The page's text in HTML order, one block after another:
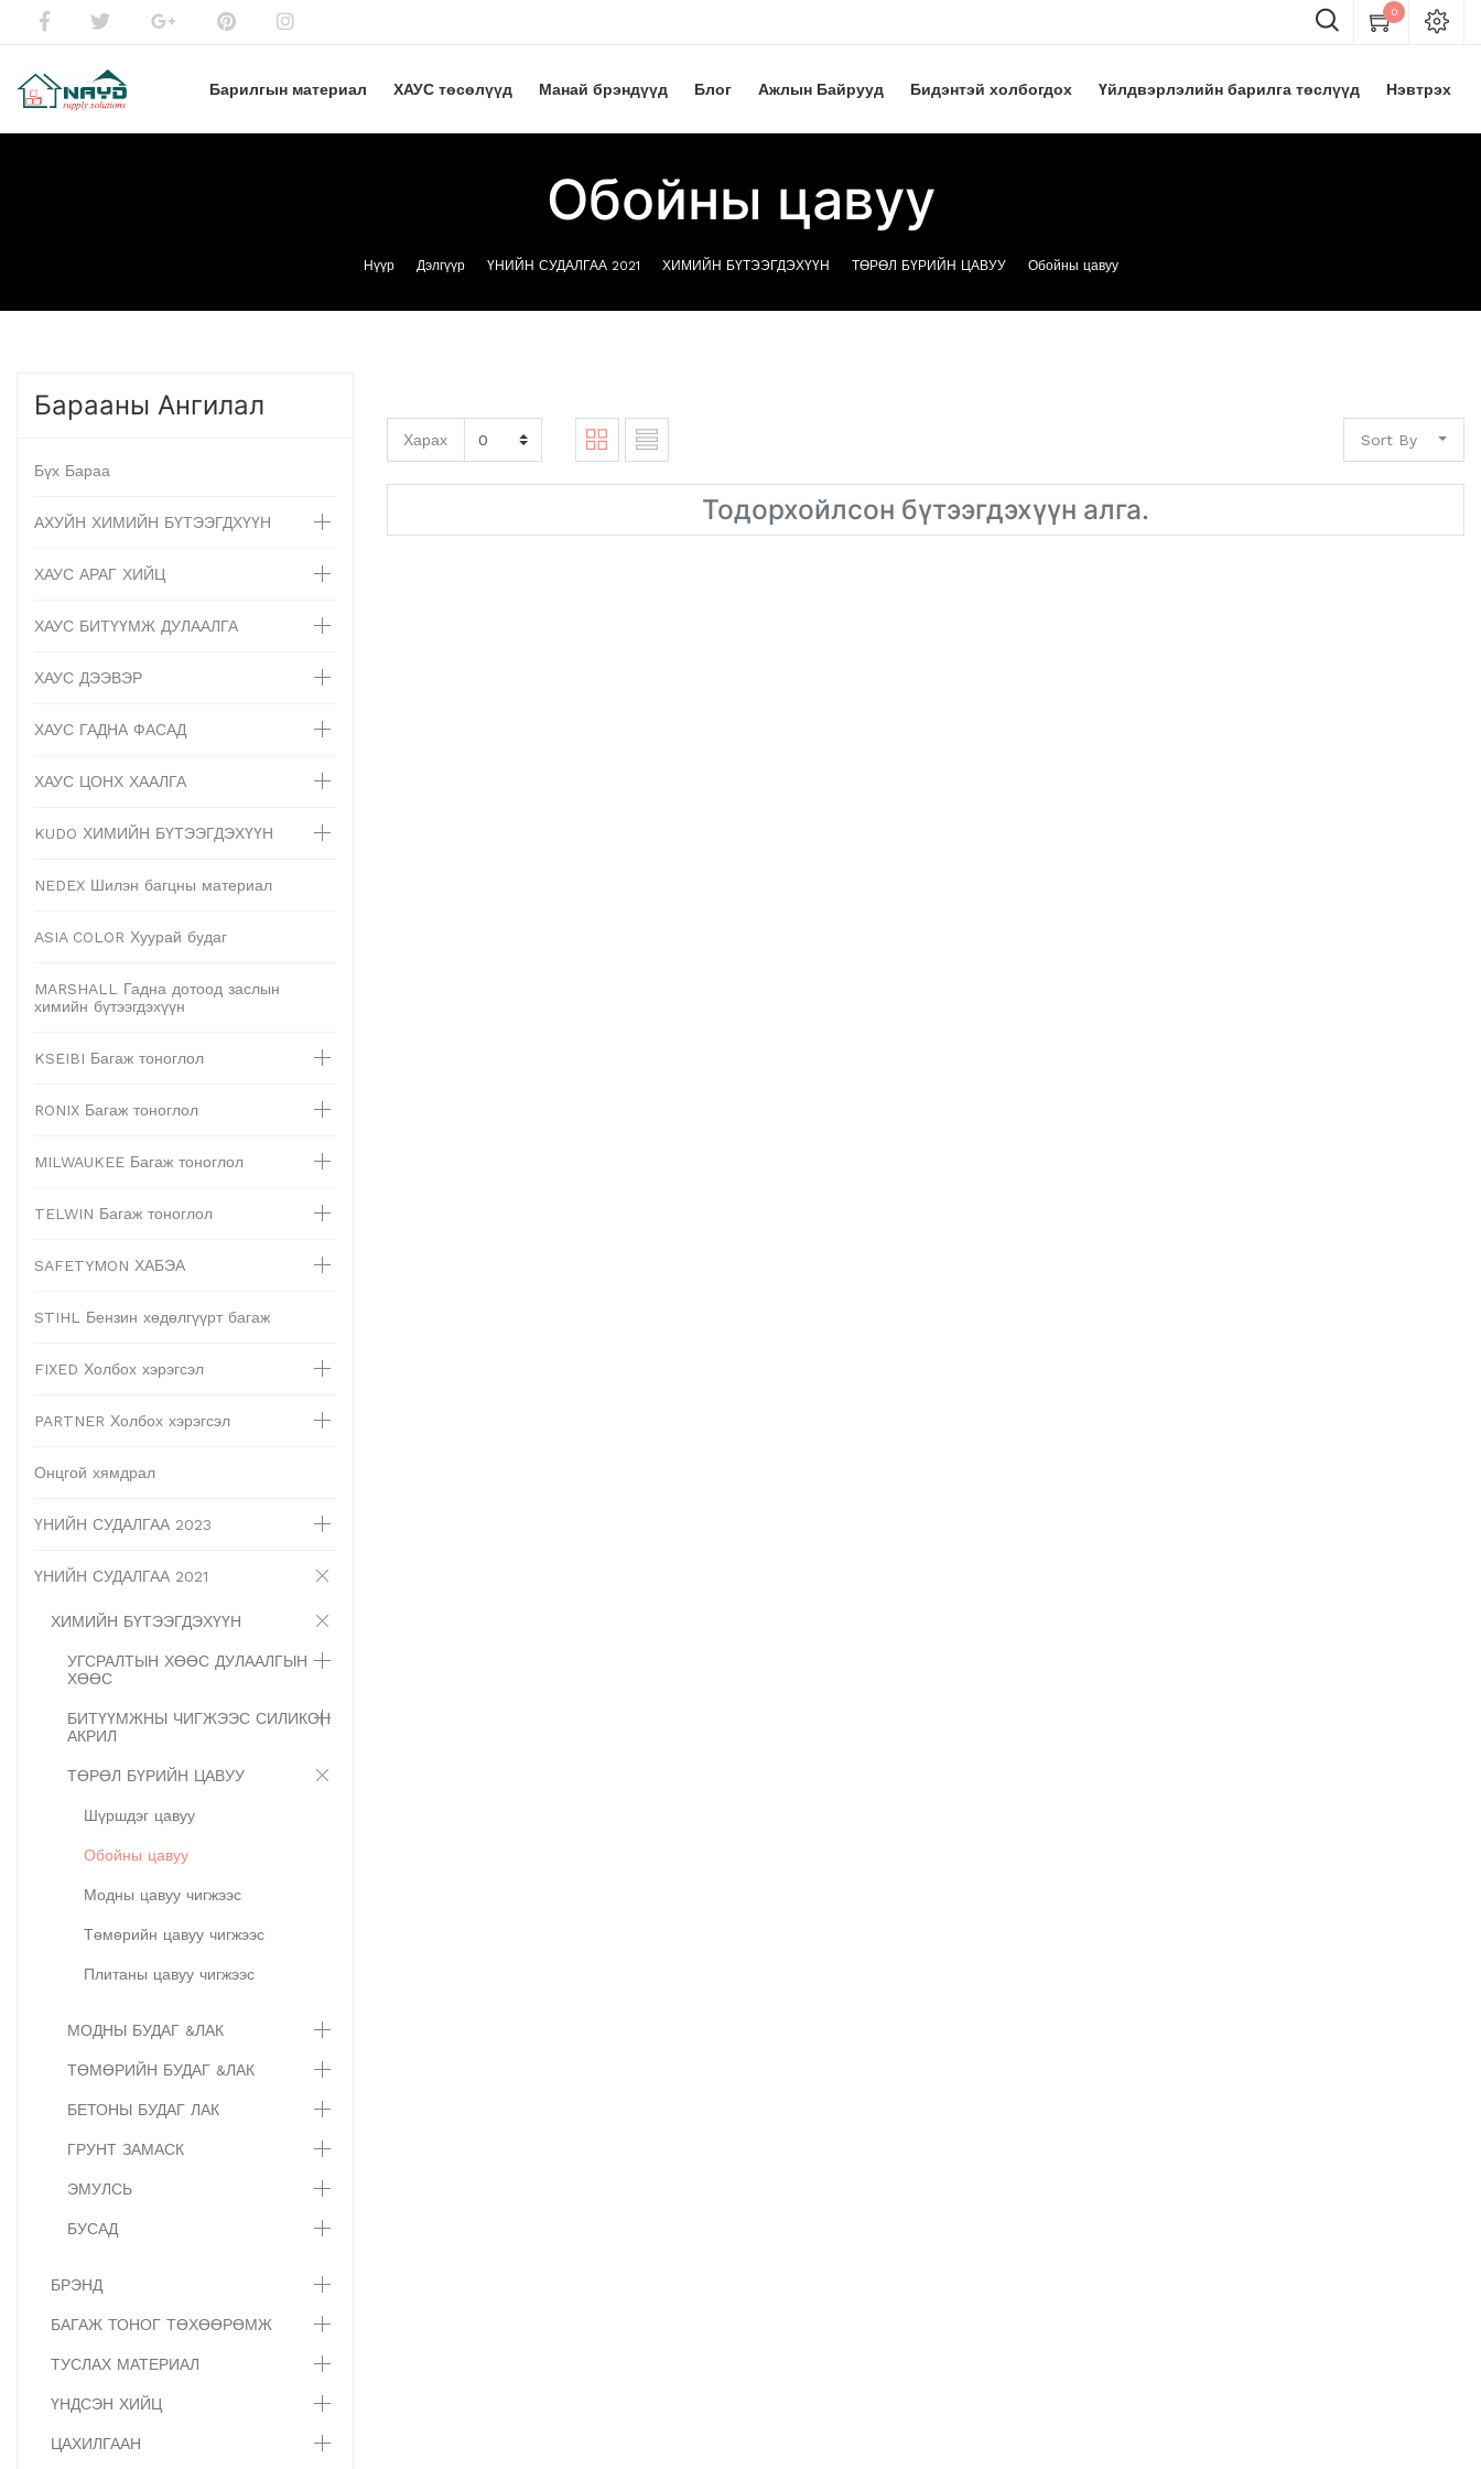
0
Барилгын материал ХАУС төсөлүүд Манай брэндүүд Блог Ажлын Байрууд Бидэнтэй холбогдох Үйлдвэрлэлийн барилга төслүүд Нэвтрэх
Обойны цавуу
Нүүр Дэлгүүр ҮНИЙН СУДАЛГАА 2021 ХИМИЙН БҮТЭЭГДЭХҮҮН ТӨРӨЛ БҮРИЙН ЦАВУУ Обойны цавуу
Барааны Ангилал
Бүх Бараа
АХУЙН ХИМИЙН БҮТЭЭГДХҮҮН
ХАУС АРАГ ХИЙЦ
ХАУС БИТҮҮМЖ ДУЛААЛГА
ХАУС ДЭЭВЭР
ХАУС ГАДНА ФАСАД
ХАУС ЦОНХ ХААЛГА
KUDO ХИМИЙН БҮТЭЭГДЭХҮҮН
NEDEX Шилэн багцны материал
ASIA COLOR Хуурай будаг
MARSHALL Гадна дотоод заслын
химийн бүтээгдэхүүн
KSEIBI Багаж тоноглол
RONIX Багаж тоноглол
MILWAUKEE Багаж тоноглол
TELWIN Багаж тоноглол
SAFETYMON ХАБЭА
STIHL Бензин хөдөлгүүрт багаж
FIXED Холбох хэрэгсэл
PARTNER Холбох хэрэгсэл
Онцгой хямдрал
ҮНИЙН СУДАЛГАА 2023
ҮНИЙН СУДАЛГАА 2021
ХИМИЙН БҮТЭЭГДЭХҮҮН
УГСРАЛТЫН ХӨӨС ДУЛААЛГЫН
ХӨӨС
БИТҮҮМЖНЫ ЧИГЖЭЭС СИЛИКОН
АКРИЛ
ТӨРӨЛ БҮРИЙН ЦАВУУ
Шүршдэг цавуу
Обойны цавуу
Модны цавуу чигжээс
Төмөрийн цавуу чигжээс
Плитаны цавуу чигжээс
МОДНЫ БУДАГ &ЛАК
ТӨМӨРИЙН БУДАГ &ЛАК
БЕТОНЫ БУДАГ ЛАК
ГРУНТ ЗАМАСК
ЭМУЛСЬ
БУСАД
БРЭНД
БАГАЖ ТОНОГ ТӨХӨӨРӨМЖ
ТУСЛАХ МАТЕРИАЛ
ҮНДСЭН ХИЙЦ
ЦАХИЛГААН
Харах Sort By
Тодорхойлсон бүтээгдэхүүн алга.